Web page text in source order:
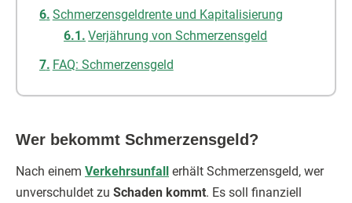
Schmerzensgeldrente und Kapitalisierung
Verjährung von Schmerzensgeld
FAQ: Schmerzensgeld
Wer bekommt Schmerzensgeld?
Nach einem Verkehrsunfall
erhält Schmerzensgeld, wer
unverschuldet zu Schaden kommt. Es soll finanziell